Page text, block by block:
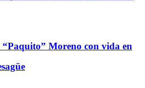
Moreno con vida en